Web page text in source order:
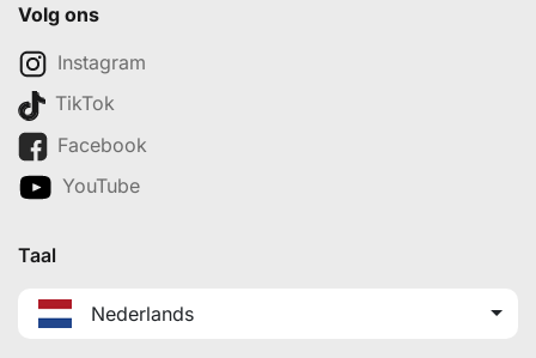
Volg ons
Instagram
TikTok
Facebook
YouTube
Taal
Nederlands